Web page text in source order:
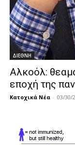
ΔΙΕΘΝΗ
Αλκοόλ:
εποχή της
Κατοχικά Νέα - 03/30/